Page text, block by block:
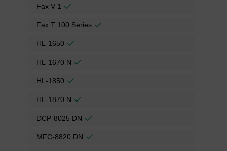
Fax V 1
Fax T 100 Series
HL-1650
HL-1670 N
HL-1850
HL-1870 N
DCP-8025 DN
MFC-8820 DN